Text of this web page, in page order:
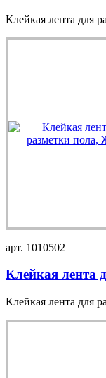
Клейкая лента для
арт. 1010502
Клейкая лента
Клейкая лента для